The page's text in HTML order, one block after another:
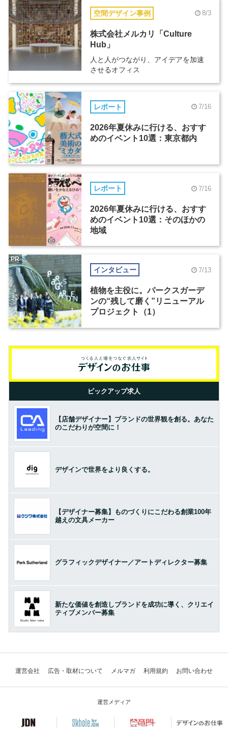
空間デザイン事例 8/3
株式会社メルカリ「Culture
Hub」
人と人がつながり、アイデアを加速
させるオフィス
レポート 7/16
2026年夏休みに行ける、おすす
めのイベント10選：東京都内
レポート 7/16
2026年夏休みに行ける、おすす
めのイベント10選：そのほかの
地域
インタビュー 7/13
植物を主役に。パークスガーデ
ンの“残して磨く”リニューアル
プロジェクト（1）
PR
ピックアップ求人
【店舗デザイナー】ブランドの世界観を創る。あなた
のこだわりが空間に！
デザインで世界をより良くする。
【デザイナー募集】ものづくりにこだわる創業100年
越えの文具メーカー
グラフィックデザイナー／アートディレクター募集
新たな価値を創造しブランドを成功に導く、クリエイ
ティブメンバー募集
運営会社 広告・取材について メルマガ 利用規約 お問い合わせ
運営メディア